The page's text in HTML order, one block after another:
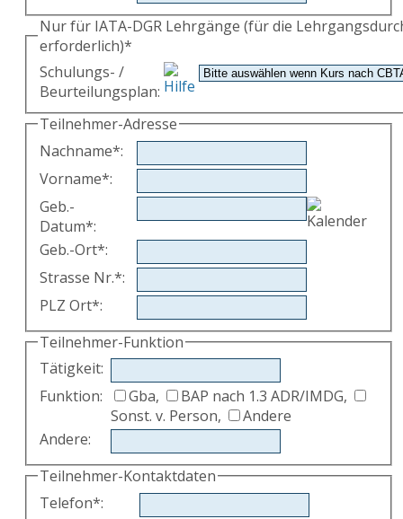
Nur für IATA-DGR Lehrgänge (für die
erforderlich)*
Schulungs- /
Beurteilungsplan:
Teilnehmer-Adresse
Nachname*:
Vorname*:
Geb.-
Datum*:
Geb.-Ort*:
Strasse Nr.*:
PLZ Ort*:
Teilnehmer-Funktion
Tätigkeit:
Funktion:
Gba,
BAP nach 1.3 ADR/IMDG,
Sonst. v. Person,
Andere
Andere:
Teilnehmer-Kontaktdaten
Telefon*: